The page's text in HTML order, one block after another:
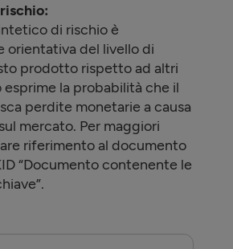
di rischio è
orientativa del livello di
prodotto rispetto ad altri
la probabilità che il
perdite monetarie a causa
mercato. Per maggiori
riferimento al documento
“Documento contenente le